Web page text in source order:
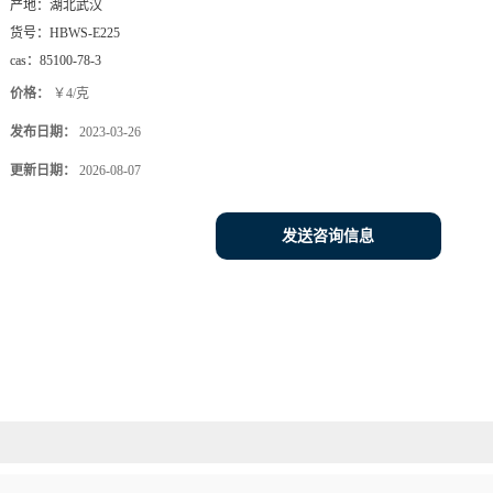
产地： 湖北武汉
货号： HBWS-E225
cas： 85100-78-3
价格： ￥4/克
发布日期： 2023-03-26
更新日期： 2026-08-07
发送咨询信息